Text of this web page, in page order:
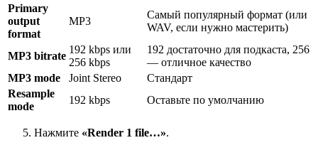
Primary
output
format
MP3
Самый популярный формат (или
WAV, если нужно мастерить)
MP3 bitrate
192 kbps или
256 kbps
192 достаточно для подкаста, 256
— отличное качество
MP3 mode
Joint Stereo
Стандарт
Resample
mode
192 kbps Оставьте по умолчанию
Нажмите «Render 1 file…».